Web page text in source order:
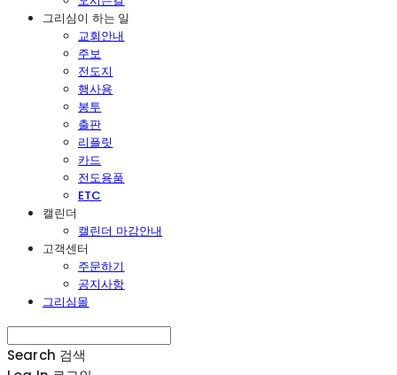
그리심이 하는 일
교회안내
주보
전도지
행사용
봉투
출판
리플릿
카드
전도용품
ETC
캘린더
캘린더 마감안내
고객센터
주문하기
공지사항
그리심몰
Search 검색